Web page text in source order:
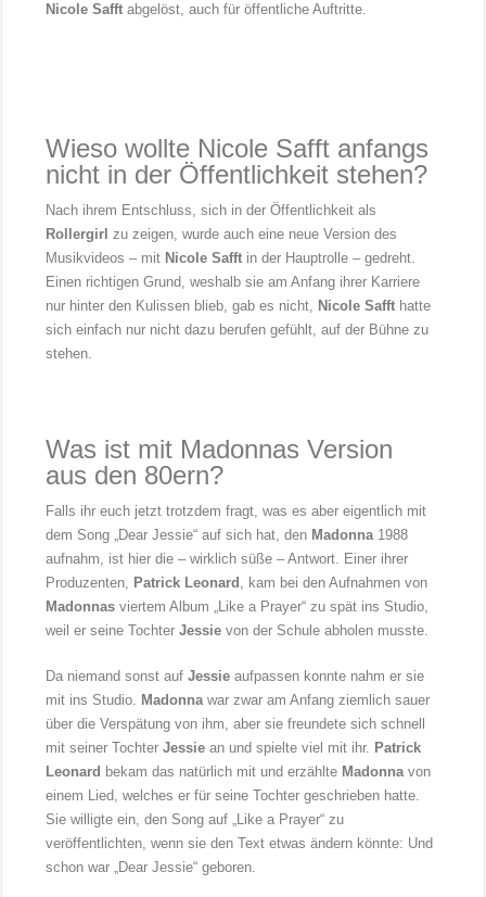
Nicole Safft abgelöst, auch für öffentliche Auftritte.
Wieso wollte Nicole Safft anfangs
nicht in der Öffentlichkeit stehen?
Nach ihrem Entschluss, sich in der Öffentlichkeit als
Rollergirl zu zeigen, wurde auch eine neue Version des
Musikvideos – mit Nicole Safft in der Hauptrolle – gedreht.
Einen richtigen Grund, weshalb sie am Anfang ihrer Karriere
nur hinter den Kulissen blieb, gab es nicht, Nicole Safft hatte
sich einfach nur nicht dazu berufen gefühlt, auf der Bühne zu
stehen.
Was ist mit Madonnas Version
aus den 80ern?
Falls ihr euch jetzt trotzdem fragt, was es aber eigentlich mit
dem Song „Dear Jessie“ auf sich hat, den Madonna1988
aufnahm, ist hier die – wirklich süße – Antwort. Einer ihrer
Produzenten, Patrick Leonard , kam bei den Aufnahmen von
Madonnas viertem Album „Like a Prayer“ zu spät ins Studio,
weil er seine TochterJessie von der Schule abholen musste.
Da niemand sonst aufJessie aufpassen konnte nahm er sie
mit ins Studio. Madonnawar zwar am Anfang ziemlich sauer
über die Verspätung von ihm, aber sie freundete sich schnell
mit seiner TochterJessie an und spielte viel mit ihr. Patrick
Leonard bekam das natürlich mit und erzählte Madonnavon
einem Lied, welches er für seine Tochter geschrieben hatte.
Sie willigte ein, den Song auf „Like a Prayer“ zu
veröffentlichten, wenn sie den Text etwas ändern könnte: Und
schon war „Dear Jessie“ geboren.